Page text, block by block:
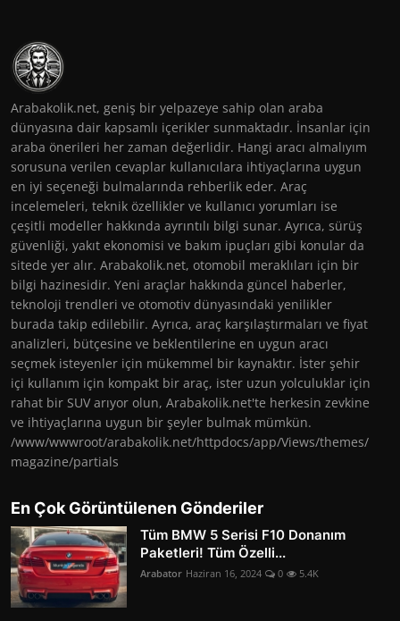
Arabakolik.net, geniş bir yelpazeye sahip olan araba
dünyasına dair kapsamlı içerikler sunmaktadır. İnsanlar için
araba önerileri her zaman değerlidir. Hangi aracı almalıyım
sorusuna verilen cevaplar kullanıcılara ihtiyaçlarına uygun
en iyi seçeneği bulmalarında rehberlik eder. Araç
incelemeleri, teknik özellikler ve kullanıcı yorumları ise
çeşitli modeller hakkında ayrıntılı bilgi sunar. Ayrıca, sürüş
güvenliği, yakıt ekonomisi ve bakım ipuçları gibi konular da
sitede yer alır. Arabakolik.net, otomobil meraklıları için bir
bilgi hazinesidir. Yeni araçlar hakkında güncel haberler,
teknoloji trendleri ve otomotiv dünyasındaki yenilikler
burada takip edilebilir. Ayrıca, araç karşılaştırmaları ve fiyat
analizleri, bütçesine ve beklentilerine en uygun aracı
seçmek isteyenler için mükemmel bir kaynaktır. İster şehir
içi kullanım için kompakt bir araç, ister uzun yolculuklar için
rahat bir SUV arıyor olun, Arabakolik.net'te herkesin zevkine
ve ihtiyaçlarına uygun bir şeyler bulmak mümkün.
/www/wwwroot/arabakolik.net/httpdocs/app/Views/themes/
magazine/partials
En Çok Görüntülenen Gönderiler
Tüm BMW 5 Serisi F10 Donanım
Paketleri! Tüm Özelli...
Arabator Haziran 16, 2024 0 5.4K